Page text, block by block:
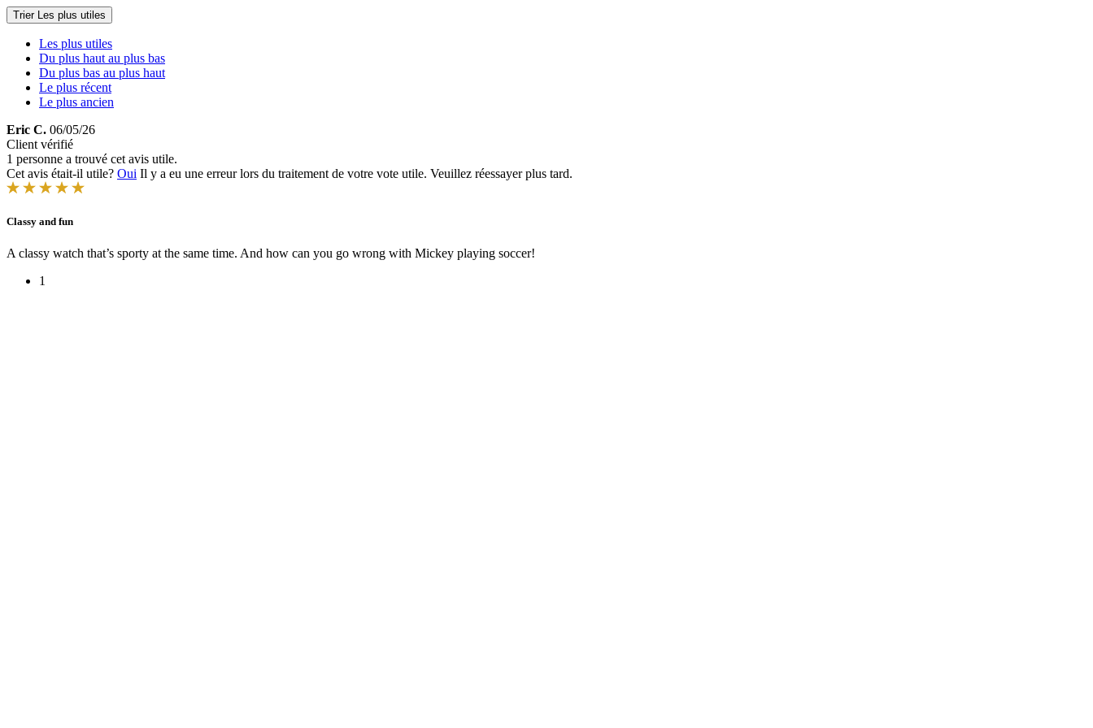
Trier Les plus utiles
Les plus utiles
Du plus haut au plus bas
Du plus bas au plus haut
Le plus récent
Le plus ancien
Eric C. 06/05/26
Client vérifié
1 personne a trouvé cet avis utile.
Cet avis était-il utile? Oui Il y a eu une erreur lors du traitement de votre vote utile. Veuillez réessayer plus tard.
Classy and fun
A classy watch that’s sporty at the same time. And how can you go wrong with Mickey playing soccer!
1